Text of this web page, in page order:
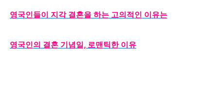
영국인들이 지각 결혼을 하는 고의적인 이유는
영국인의 결혼 기념일, 로맨틱한 이유